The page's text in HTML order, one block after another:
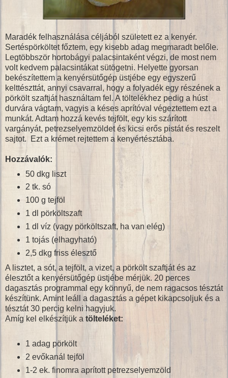
Maradék felhasználása céljából született ez a kenyér.
Sertéspörköltet főztem, egy kisebb adag megmaradt belőle.
Legtöbbször hortobágyi palacsintaként végzi, de most nem
volt kedvem palacsintákat sütögetni. Helyette gyorsan
bekészítettem a kenyérsütőgép üstjébe egy egyszerű
kelttészttát, annyi csavarral, hogy a folyadék egy részének a
pörkölt szaftját használtam fel. A töltelékhez pedig a húst
durvára vágtam, vagyis a késes aprítóval végeztettem ezt a
munkát. Adtam hozzá kevés tejfölt, egy kis szárított
vargányát, petrezselyemzöldet és kicsi erős pistát és reszelt
sajtot. Ezt a krémet rejtettem a kenyértésztába.
Hozzávalók:
50 dkg liszt
2 tk. só
100 g tejföl
1 dl pörköltszaft
1 dl víz (vagy pörköltszaft, ha van elég)
1 tojás (elhagyható)
2,5 dkg friss élesztő
A lisztet, a sót, a tejfölt, a vizet, a pörkölt szaftját és az
élesztőt a kenyérsütőgép üstjébe mérjük. 20 perces
dagasztás programmal egy könnyű, de nem ragacsos tésztát
készítünk. Amint leáll a dagasztás a gépet kikapcsoljuk és a
tésztát 30 percig kelni hagyjuk.
Amíg kel elkészítjük a tölteléket:
1 adag pörkölt
2 evőkanál tejföl
1-2 ek. finomra aprított petrezselyemzöld